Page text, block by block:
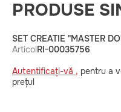
PRODUSE
SET CREATIE "MASTER
Articol RI-00035756
Autentificați-vă , pentru a
prețul